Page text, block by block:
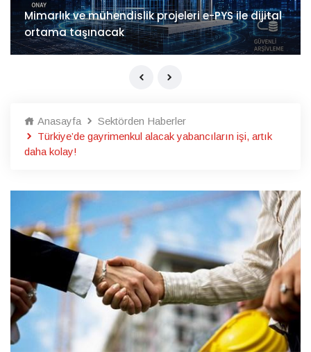
Mimarlık ve mühendislik projeleri e-PYS ile dijital
ortama taşınacak
Anasayfa
Sektörden Haberler
Türkiye’de gayrimenkul alacak yabancıların işi, artık
daha kolay!